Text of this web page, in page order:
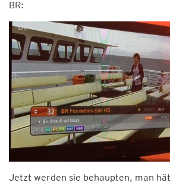
BR:
Jetzt werden sie behaupten, man